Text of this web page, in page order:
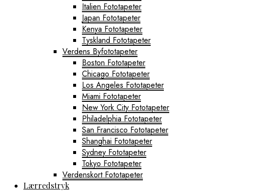
Italien Fototapeter
Japan Fototapeter
Kenya Fototapeter
Tyskland Fototapeter
Verdens Byfototapeter
Boston Fototapeter
Chicago Fototapeter
Los Angeles Fototapeter
Miami Fototapeter
New York City Fototapeter
Philadelphia Fototapeter
San Francisco Fototapeter
Shanghai Fototapeter
Sydney Fototapeter
Tokyo Fototapeter
Verdenskort Fototapeter
Lærredstryk